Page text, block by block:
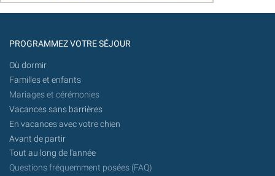
PROGRAMMEZ VOTRE SÉJOUR
Où dormir
Familles et enfants
Mariages et cérémonies
Vacances sans barrières
En vacances avec votre chien
Avant de partir
Tout au long de l'année
Questions fréquemment posées (FAQ)